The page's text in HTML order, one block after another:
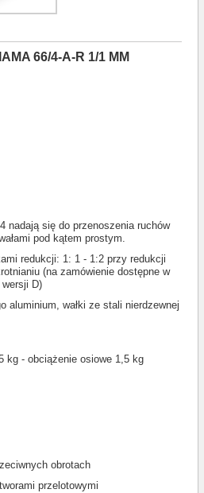
66/4-A-R 1/1 MM
nadają się do przenoszenia ruchów
pod kątem prostym.
redukcji: 1: 1 - 1:2 przy redukcji
(na zamówienie dostępne w
D)
aluminium, wałki ze stali nierdzewnej
kg - obciążenie osiowe 1,5 kg
obrotach
przelotowymi